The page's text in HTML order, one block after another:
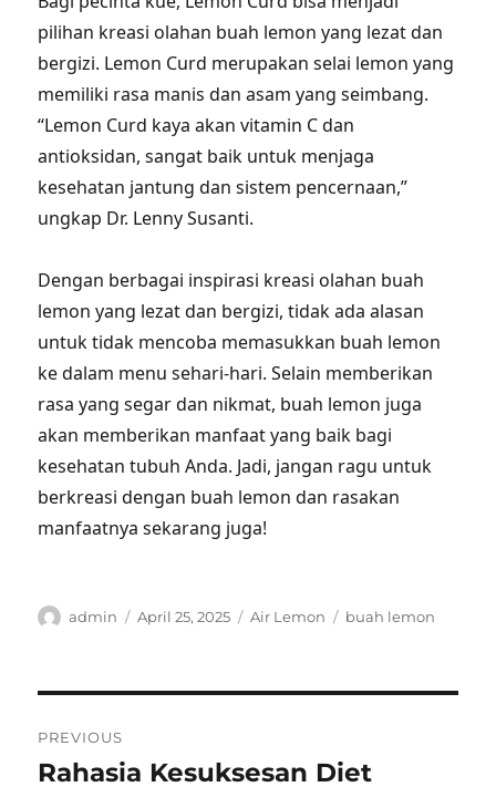
pilihan kreasi olahan buah lemon yang lezat dan
bergizi. Lemon Curd merupakan selai lemon yang
memiliki rasa manis dan asam yang seimbang.
“Lemon Curd kaya akan vitamin C dan
antioksidan, sangat baik untuk menjaga
kesehatan jantung dan sistem pencernaan,”
ungkap Dr. Lenny Susanti.
Dengan berbagai inspirasi kreasi olahan buah
lemon yang lezat dan bergizi, tidak ada alasan
untuk tidak mencoba memasukkan buah lemon
ke dalam menu sehari-hari. Selain memberikan
rasa yang segar dan nikmat, buah lemon juga
akan memberikan manfaat yang baik bagi
kesehatan tubuh Anda. Jadi, jangan ragu untuk
berkreasi dengan buah lemon dan rasakan
manfaatnya sekarang juga!
Author
admin
Posted
April 25, 2025 Categories
Air Lemon Tags
buah lemon
navigation
PREVIOUS
Previous
Rahasia Kesuksesan Diet